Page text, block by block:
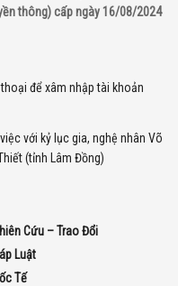
thông) cấp ngày 16/08/2024
để xâm nhập tài khoản
với kỷ lục gia, nghệ nhân Võ
(tỉnh Lâm Đồng)
Cứu – Trao Đổi
Luật
Tế